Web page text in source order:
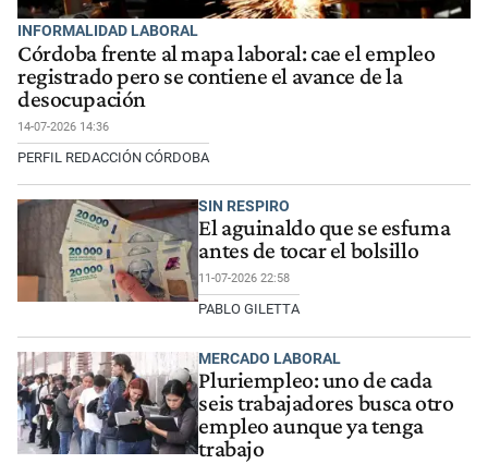
INFORMALIDAD LABORAL
Córdoba frente al mapa laboral: cae el empleo
registrado pero se contiene el avance de la
desocupación
14-07-2026 14:36
PERFIL REDACCIÓN CÓRDOBA
SIN RESPIRO
El aguinaldo que se esfuma
antes de tocar el bolsillo
11-07-2026 22:58
PABLO GILETTA
MERCADO LABORAL
Pluriempleo: uno de cada
seis trabajadores busca otro
empleo aunque ya tenga
trabajo